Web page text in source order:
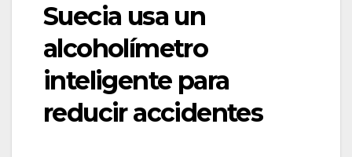
Suecia usa un
alcoholímetro
inteligente para
reducir accidentes